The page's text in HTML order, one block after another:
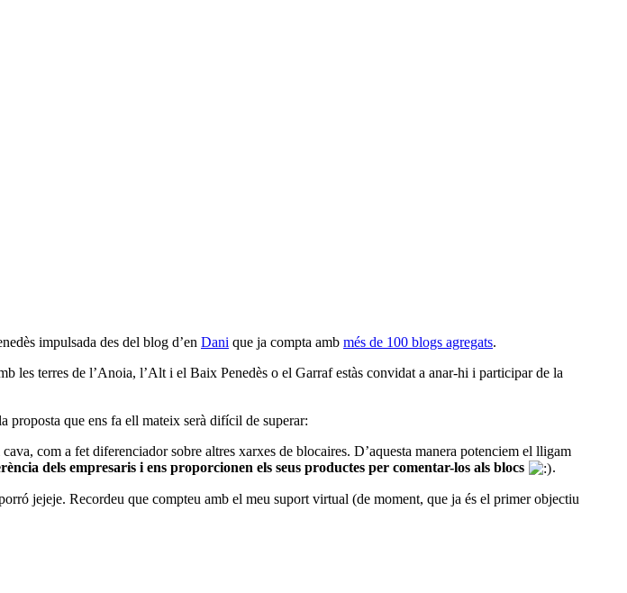
impulsada des del blog d’en Dani que ja compta amb més de 100 blogs agregats.
les terres de l’Anoia, l’Alt i el Baix Penedès o el Garraf estàs convidat a anar-hi i participar de la
proposta que ens fa ell mateix serà difícil de superar:
com a fet diferenciador sobre altres xarxes de blocaires. D’aquesta manera potenciem el lligam
dels empresaris i ens proporcionen els seus productes per comentar-los als blocs .
jejeje. Recordeu que compteu amb el meu suport virtual (de moment, que ja és el primer objectiu